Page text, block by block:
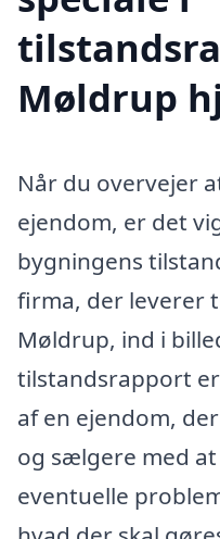
Møldrup
Når du overvejer
ejendom, er det
bygningens
firma, der leverer
Møldrup, ind i
tilstandsrapport
af en ejendom,
og sælgere med
eventuelle